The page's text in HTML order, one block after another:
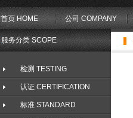
首页 HOME 公司 COMPANY
服务分类 SCOPE
检测 TESTING
认证 CERTIFICATION
标准 STANDARD